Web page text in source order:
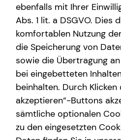
Betriebliche Altersvorsorge
Investment
Kapitalanlage Immobilien
Altersvorsorge
Gewerbliche Versicherungen
Arbeitskraftabsicherung
Kindervorsorge
Ilka Slink
Ilka Slink
Bochum
ebenfalls mit Ihrer
Abs. 1 lit. a DSGVO. Dies
komfortablen Nutzung
die Speicherung von
sowie die Übertragung
bei eingebetteten
beinhalten. Durch Klicken
akzeptieren“-Buttons
sämtliche optionalen
zu den eingesetzten